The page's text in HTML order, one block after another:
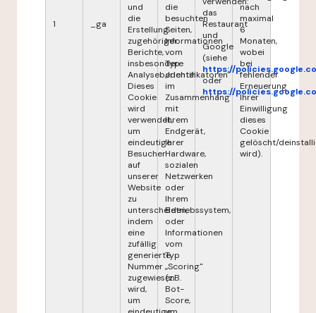
1 _ga
und
die
Erstellung
zugehöriger
Berichte,
insbesondere
Analyseberichte.
Dieses
Cookie
wird
verwendet,
um
eindeutige
Besucher
auf
unserer
Website
zu
unterscheiden,
indem
eine
zufällig
generierte
Nummer
zugewiesen
wird,
um
die
besuchten
Seiten,
Informationen
vom
Typ
„Identifikatoren"
im
Zusammenhang
mit
Ihrem
Endgerät,
Ihrer
Hardware,
sozialen
Netzwerken
oder
Ihrem
Betriebssystem,
oder
Informationen
vom
Typ
„Scoring"
(z.B.
Bot-
Score,
das
Restaurant
und
Google
(siehe
https://
oder
https://
nach
maximal
6
Monaten,
wobei
bei
fehlender
Erneuerung
Ihrer
Einwilligung
dieses
Cookie
gelöscht/
wird).